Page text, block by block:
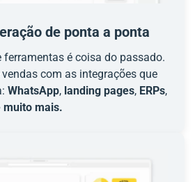
de ponta a ponta
ferramentas é coisa do passado.
vendas com as integrações que
WhatsApp, landing pages, ERPs,
mais.